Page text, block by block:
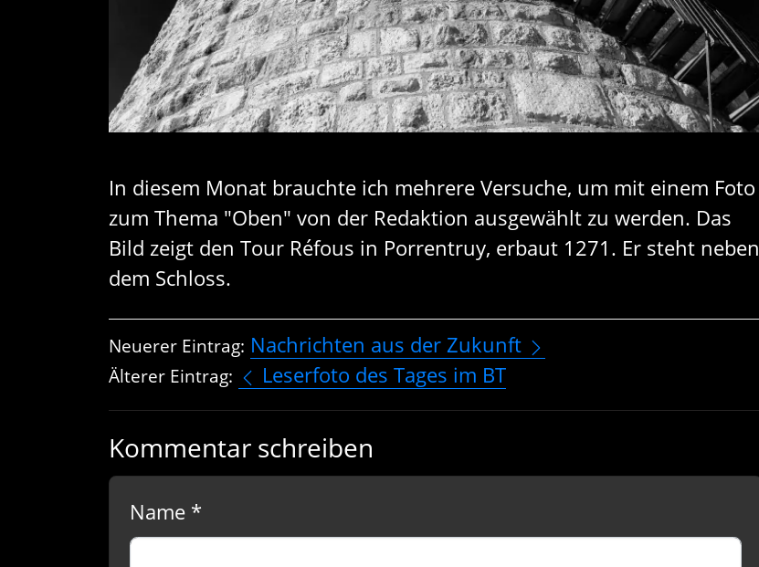
In diesem Monat brauchte ich mehrere Versuche, um mit einem Foto
zum Thema "Oben" von der Redaktion ausgewählt zu werden. Das
Bild zeigt den Tour Réfous in Porrentruy, erbaut 1271. Er steht neben
dem Schloss.
Neuerer Eintrag: Nachrichten aus der Zukunft
Älterer Eintrag: Leserfoto des Tages im BT
Kommentar schreiben
Name *